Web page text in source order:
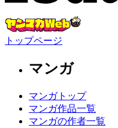
トップページ
マンガ
マンガトップ
マンガ作品一覧
マンガの作者一覧